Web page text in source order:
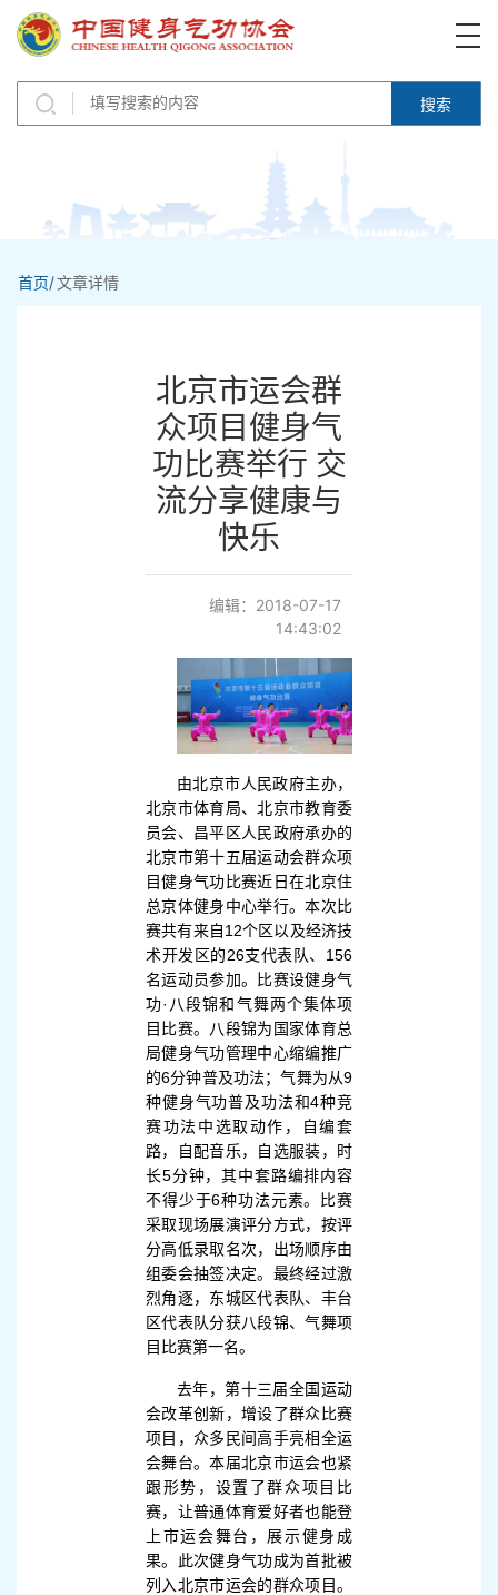
搜索
首页/文章详情
北京市运会群
众项目健身气
功比赛举行 交
流分享健康与
快乐
编辑：2018-07-17
14:43:02
由北京市人民政府主办，
北京市体育局、北京市教育委
员会、昌平区人民政府承办的
北京市第十五届运动会群众项
目健身气功比赛近日在北京住
总京体健身中心举行。本次比
赛共有来自12个区以及经济技
术开发区的26支代表队、156
名运动员参加。比赛设健身气
功·八段锦和气舞两个集体项
目比赛。八段锦为国家体育总
局健身气功管理中心缩编推广
的6分钟普及功法；气舞为从9
种健身气功普及功法和4种竞
赛功法中选取动作，自编套
路，自配音乐，自选服装，时
长5分钟，其中套路编排内容
不得少于6种功法元素。比赛
采取现场展演评分方式，按评
分高低录取名次，出场顺序由
组委会抽签决定。最终经过激
烈角逐，东城区代表队、丰台
区代表队分获八段锦、气舞项
目比赛第一名。
去年，第十三届全国运动
会改革创新，增设了群众比赛
项目，众多民间高手亮相全运
会舞台。本届北京市运会也紧
跟形势，设置了群众项目比
赛，让普通体育爱好者也能登
上市运会舞台，展示健身成
果。此次健身气功成为首批被
列入北京市运会的群众项目。